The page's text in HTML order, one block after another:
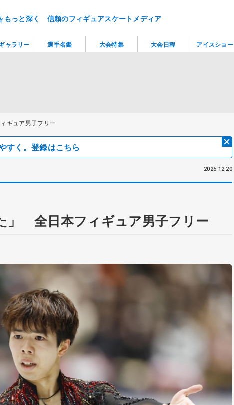
もっと深く 信頼のフィギュアスケートメディア
ギュア男子フリー
すく。登録はこちら
2025.12.20
」 全日本フィギュア男子フリー
ャラリー 選手名鑑 大会特集 大会日程 アイスショー